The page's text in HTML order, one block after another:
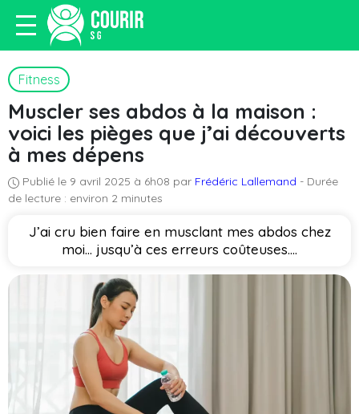
Fitness
Muscler ses abdos à la maison :
voici les pièges que j’ai découverts
à mes dépens
Publié le 9 avril 2025 à 6h08 par Frédéric Lallemand - Durée
de lecture : environ 2 minutes
J’ai cru bien faire en musclant mes abdos chez
moi… jusqu’à ces erreurs coûteuses....